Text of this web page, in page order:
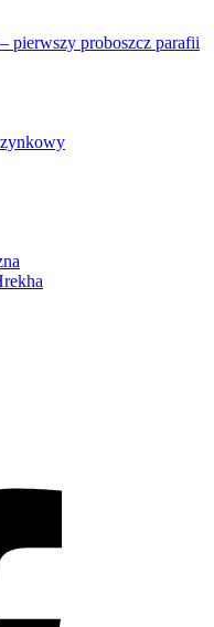
proboszcz parafii